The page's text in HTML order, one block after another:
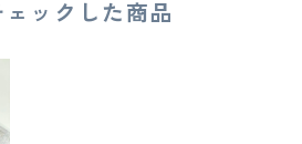
ェックした商品